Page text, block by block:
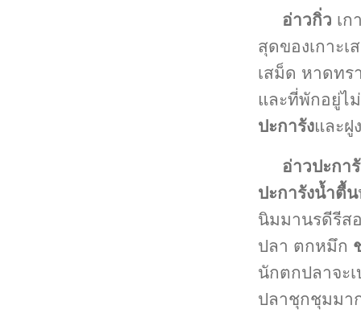
อ่าวกิ่ว เก
สุดของเกาะ
เสม็ด หาดทร
และที่พักอยู่ไ
ปะการังและฝู
อ่าวปะกา
ปะการังน้ำตื้น
นิมมานรดีรีส
ปลา ตกหมึก
นักตกปลาจะ
ปลาชุกชุมมา